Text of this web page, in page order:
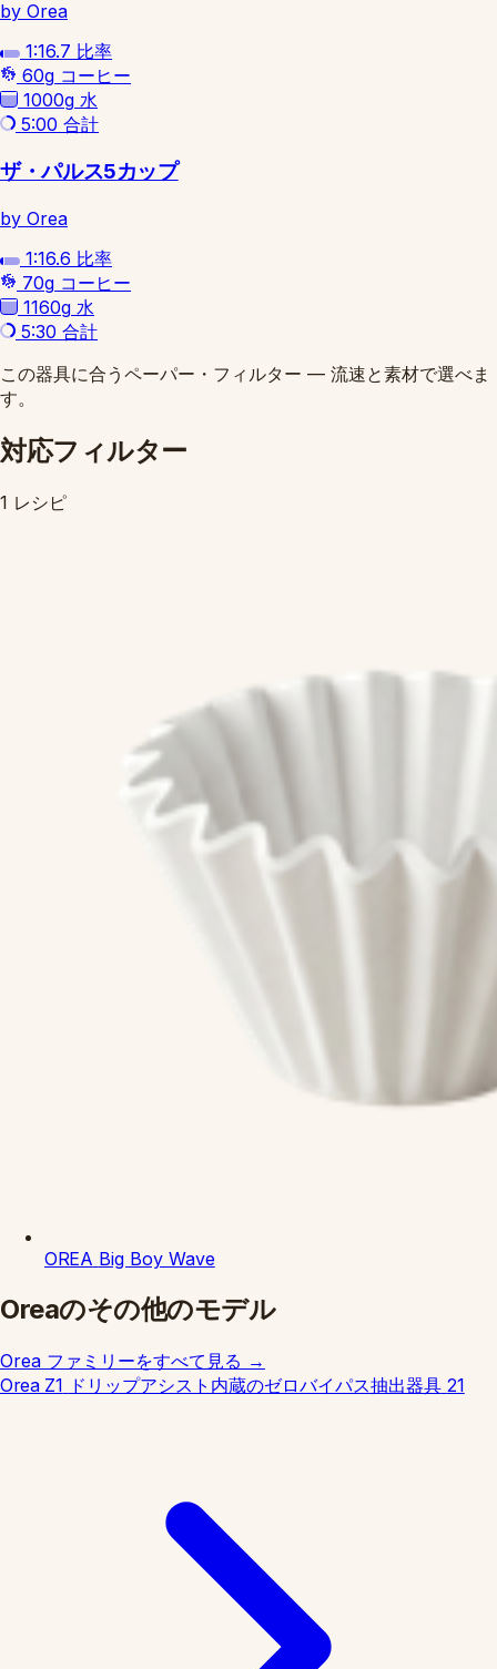
by Orea
1:16.7 比率
60g コーヒー
1000g 水
5:00 合計
ザ・パルス5カップ
by Orea
1:16.6 比率
70g コーヒー
1160g 水
5:30 合計
この器具に合うペーパー・フィルター — 流速と素材で選べま
す。
対応フィルター
1 レシピ
OREA Big Boy Wave
Oreaのその他のモデル
Orea ファミリーをすべて見る →
Orea Z1 ドリップアシスト内蔵のゼロバイパス抽出器具 21